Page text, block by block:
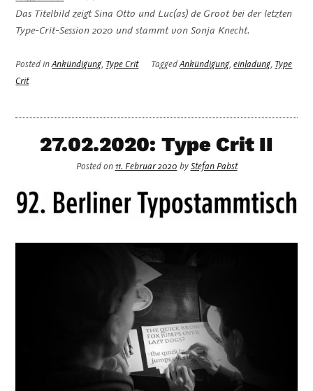
Das Titelbild zeigt Sina Otto und Luc(as) de Groot bei der letzten
Type-Crit-Session 2020 und stammt von Sonja Knecht.
Posted inAnkündigung, Type Crit TaggedAnkündigung,einladung, Type
Crit
27.02.2020: Type Crit II
Posted on11. Februar 2020 byStefan Pabst